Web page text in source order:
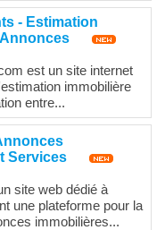
- Estimation
est un site internet
immobilière
entre...
Services
site web dédié à
une plateforme pour la
immobilières...